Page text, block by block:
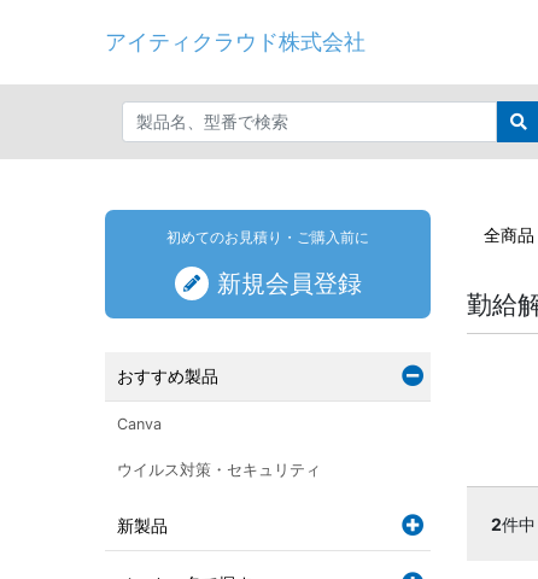
アイティクラウド株式会社
全商品
勤給
2件中
初めてのお見積り・ご購入前に
新規会員登録
おすすめ製品
Canva
ウイルス対策・セキュリティ
新製品